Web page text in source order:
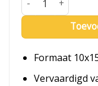
Formaat
Vervaardigd